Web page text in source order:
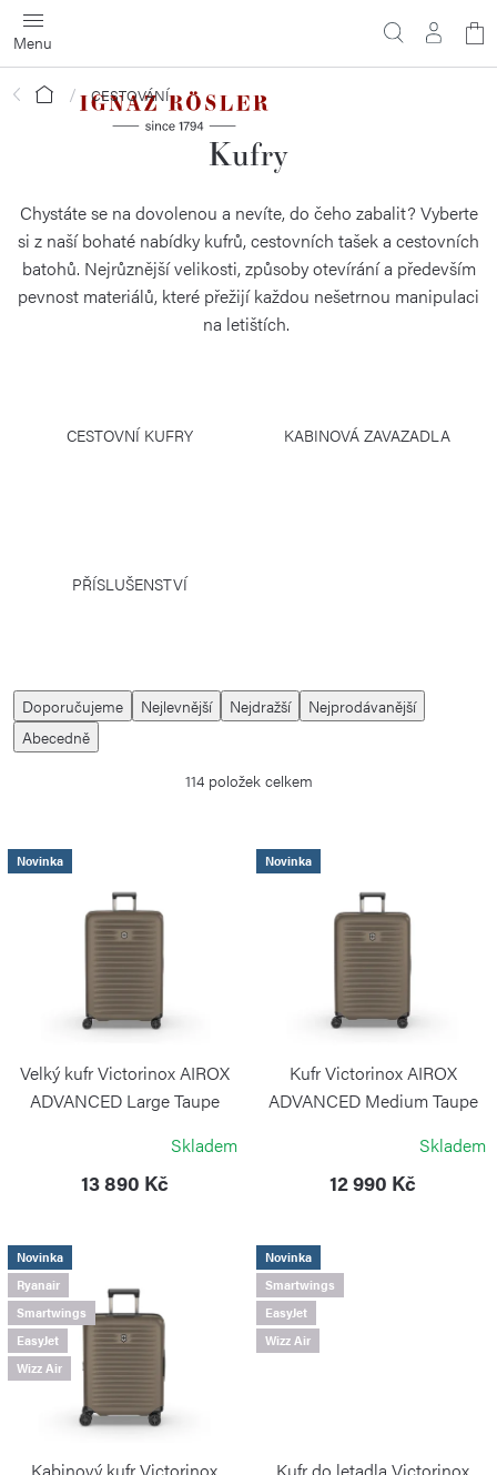
Přejít
na
obsah
Domů CESTOVÁNÍ
Kufry
Chystáte se na dovolenou a nevíte, do čeho zabalit? Vyberte
si z naší bohaté nabídky kufrů, cestovních tašek a cestovních
batohů. Nejrůznější velikosti, způsoby otevírání a především
pevnost materiálů, které přežijí každou nešetrnou manipulaci
na letištích.
CESTOVNÍ KUFRY KABINOVÁ ZAVAZADLA
PŘÍSLUŠENSTVÍ
Ř
a
z
í
k
Doporučujeme Nejlevnější Nejdražší
Nejprodávanější
Abecedně
114položek celkem
V
r
t
ů
Novinka
Velký kufr Victorinox AIROX
ADVANCED Large Taupe
Skladem
13 890 Kč
Novinka
Kufr Victorinox AIROX
ADVANCED Medium Taupe
Skladem
12 990 Kč
Novinka
Ryanair
Smartwings
EasyJet
Wizz Air
Kabinový kufr Victorinox
Novinka
Smartwings
EasyJet
Wizz Air
Kufr do letadla Victorinox